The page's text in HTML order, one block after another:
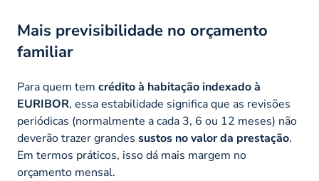
Mais previsibilidade no orçamento
familiar
Para quem tem crédito à habitação indexado à
EURIBOR, essa estabilidade significa que as revisões
periódicas (normalmente a cada 3, 6 ou 12 meses) não
deverão trazer grandes sustos no valor da prestação.
Em termos práticos, isso dá mais margem no
orçamento mensal.